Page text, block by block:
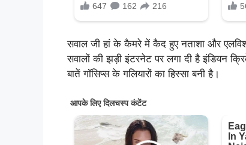
सवाल जी हां के कैमरे में कैद हुए नताशा और
सवालों की झड़ी इंटरनेट पर लगा दी है इंडियन
बातें गॉसिप्स के गलियारों का हिस्सा बनी है।